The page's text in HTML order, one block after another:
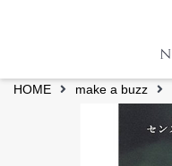
HOME make a buzz